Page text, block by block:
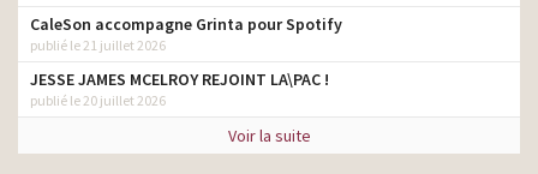
CaleSon accompagne Grinta pour Spotify
publié le 21 juillet 2026
JESSE JAMES MCELROY REJOINT LA\PAC !
publié le 20 juillet 2026
Voir la suite